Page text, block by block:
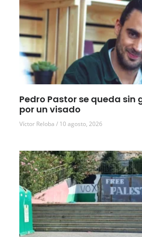
Pedro Pastor se queda sin
por un visado
Víctor Reloba 10 agosto, 2026